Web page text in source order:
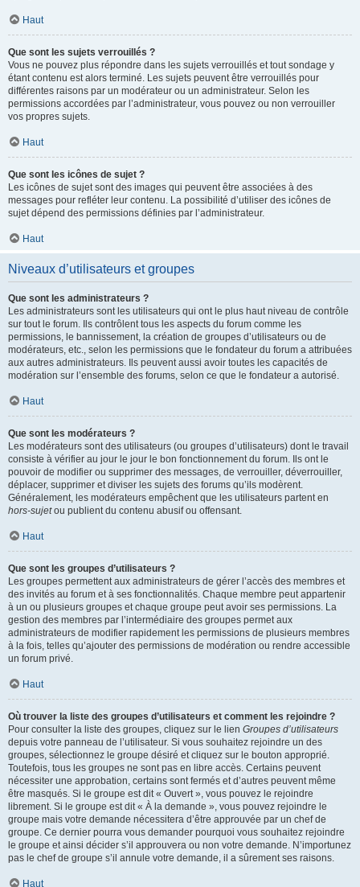
Haut
Que sont les sujets verrouillés ?
Vous ne pouvez plus répondre dans les sujets verrouillés et tout sondage y
étant contenu est alors terminé. Les sujets peuvent être verrouillés pour
différentes raisons par un modérateur ou un administrateur. Selon les
permissions accordées par l’administrateur, vous pouvez ou non verrouiller
vos propres sujets.
Haut
Que sont les icônes de sujet ?
Les icônes de sujet sont des images qui peuvent être associées à des
messages pour refléter leur contenu. La possibilité d’utiliser des icônes de
sujet dépend des permissions définies par l’administrateur.
Haut
Niveaux d’utilisateurs et groupes
Que sont les administrateurs ?
Les administrateurs sont les utilisateurs qui ont le plus haut niveau de contrôle
sur tout le forum. Ils contrôlent tous les aspects du forum comme les
permissions, le bannissement, la création de groupes d’utilisateurs ou de
modérateurs, etc., selon les permissions que le fondateur du forum a attribuées
aux autres administrateurs. Ils peuvent aussi avoir toutes les capacités de
modération sur l’ensemble des forums, selon ce que le fondateur a autorisé.
Haut
Que sont les modérateurs ?
Les modérateurs sont des utilisateurs (ou groupes d’utilisateurs) dont le travail
consiste à vérifier au jour le jour le bon fonctionnement du forum. Ils ont le
pouvoir de modifier ou supprimer des messages, de verrouiller, déverrouiller,
déplacer, supprimer et diviser les sujets des forums qu’ils modèrent.
Généralement, les modérateurs empêchent que les utilisateurs partent en
hors-sujetou publient du contenu abusif ou offensant.
Haut
Que sont les groupes d’utilisateurs ?
Les groupes permettent aux administrateurs de gérer l’accès des membres et
des invités au forum et à ses fonctionnalités. Chaque membre peut appartenir
à un ou plusieurs groupes et chaque groupe peut avoir ses permissions. La
gestion des membres par l’intermédiaire des groupes permet aux
administrateurs de modifier rapidement les permissions de plusieurs membres
à la fois, telles qu’ajouter des permissions de modération ou rendre accessible
un forum privé.
Haut
Où trouver la liste des groupes d’utilisateurs et comment les rejoindre ?
Pour consulter la liste des groupes, cliquez sur le lien Groupes d’utilisateurs
depuis votre panneau de l’utilisateur. Si vous souhaitez rejoindre un des
groupes, sélectionnez le groupe désiré et cliquez sur le bouton approprié.
Toutefois, tous les groupes ne sont pas en libre accès. Certains peuvent
nécessiter une approbation, certains sont fermés et d’autres peuvent même
être masqués. Si le groupe est dit « Ouvert », vous pouvez le rejoindre
librement. Si le groupe est dit « À la demande », vous pouvez rejoindre le
groupe mais votre demande nécessitera d’être approuvée par un chef de
groupe. Ce dernier pourra vous demander pourquoi vous souhaitez rejoindre
le groupe et ainsi décider s’il approuvera ou non votre demande. N’importunez
pas le chef de groupe s’il annule votre demande, il a sûrement ses raisons.
Haut